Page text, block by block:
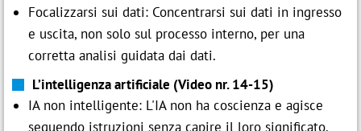
Focalizzarsi sui dati: Concentrarsi sui dati in ingresso
e uscita, non solo sul processo interno, per una
corretta analisi guidata dai dati.
L’intelligenza artificiale (Video nr. 14-15)
IA non intelligente: L'IA non ha coscienza e agisce
seguendo istruzioni senza capire il loro significato.